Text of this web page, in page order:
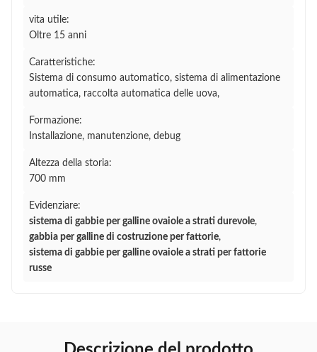
vita utile:
Oltre 15 anni
Caratteristiche:
Sistema di consumo automatico, sistema di alimentazione
automatica, raccolta automatica delle uova,
Formazione:
Installazione, manutenzione, debug
Altezza della storia:
700 mm
Evidenziare:
sistema di gabbie per galline ovaiole a strati durevole,
gabbia per galline di costruzione per fattorie,
sistema di gabbie per galline ovaiole a strati per fattorie
russe